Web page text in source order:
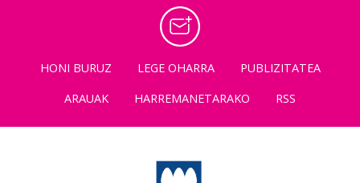
HONI BURUZ LEGE OHARRA
PUBLIZITATEA
ARAUAK
HARREMANETARAKO RSS